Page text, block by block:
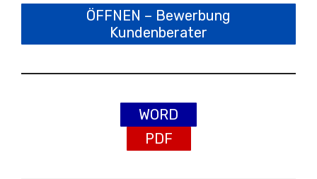
ÖFFNEN – Bewerbung
Kundenberater
WORD
PDF